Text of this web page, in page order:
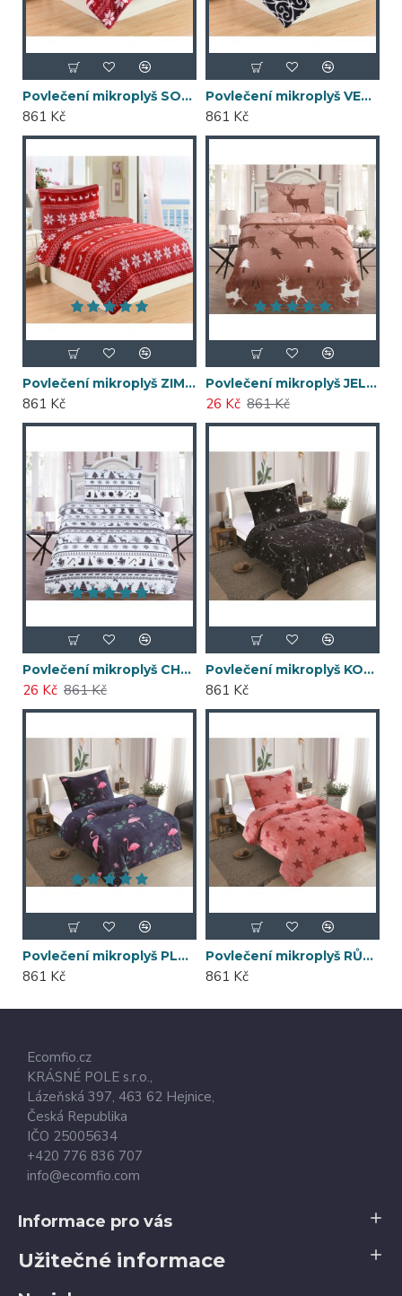
Povlečení mikroplyš SOB ČERVENÁ 140x200
861 Kč
Povlečení mikroplyš VENEZIA ČERNÁ 140x200
861 Kč
Povlečení mikroplyš ZIMNÍ ČERVENÁ 140x200
861 Kč
Povlečení mikroplyš JELENI 140x200
26 Kč 861 Kč
Povlečení mikroplyš CHRISTMAS 140x200
26 Kč 861 Kč
Povlečení mikroplyš KOSMOS 140x200
861 Kč
Povlečení mikroplyš PLAMEŇÁK 140x200
861 Kč
Povlečení mikroplyš RŮŽOVÉ HVĚZDY 140x200
861 Kč
Ecomfio.cz
KRÁSNÉ POLE s.r.o.,
Lázeňská 397, 463 62 Hejnice,
Česká Republika
IČO 25005634
+420 776 836 707
info@ecomfio.com
Informace pro vás
Užitečné informace